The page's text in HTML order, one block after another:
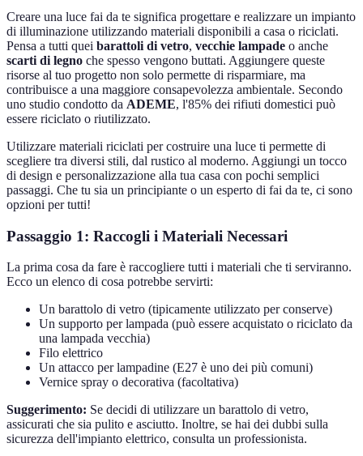
Creare una luce fai da te significa progettare e realizzare un impianto
di illuminazione utilizzando materiali disponibili a casa o riciclati.
Pensa a tutti quei barattoli di vetro, vecchie lampade o anche
scarti di legno che spesso vengono buttati. Aggiungere queste
risorse al tuo progetto non solo permette di risparmiare, ma
contribuisce a una maggiore consapevolezza ambientale. Secondo
uno studio condotto da ADEME, l'85% dei rifiuti domestici può
essere riciclato o riutilizzato.
Utilizzare materiali riciclati per costruire una luce ti permette di
scegliere tra diversi stili, dal rustico al moderno. Aggiungi un tocco
di design e personalizzazione alla tua casa con pochi semplici
passaggi. Che tu sia un principiante o un esperto di fai da te, ci sono
opzioni per tutti!
Passaggio 1: Raccogli i Materiali Necessari
La prima cosa da fare è raccogliere tutti i materiali che ti serviranno.
Ecco un elenco di cosa potrebbe servirti:
Un barattolo di vetro (tipicamente utilizzato per conserve)
Un supporto per lampada (può essere acquistato o riciclato da
una lampada vecchia)
Filo elettrico
Un attacco per lampadine (E27 è uno dei più comuni)
Vernice spray o decorativa (facoltativa)
Suggerimento: Se decidi di utilizzare un barattolo di vetro,
assicurati che sia pulito e asciutto. Inoltre, se hai dei dubbi sulla
sicurezza dell'impianto elettrico, consulta un professionista.